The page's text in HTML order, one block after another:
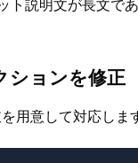
ト説明文が長文で
ションを修正
用意して対応しま